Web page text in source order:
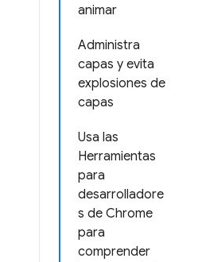
animar
Administra
capas y evita
explosiones de
capas
Usa las
Herramientas
para
desarrolladore
s de Chrome
para
comprender